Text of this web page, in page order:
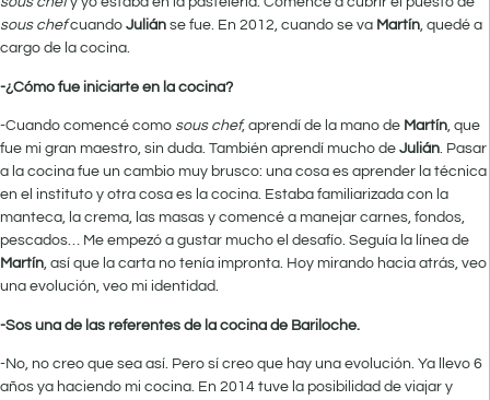
sous chefcuando Julián se fue. En 2012, cuando se va Martín, quedé a
cargo de la cocina.
-¿Cómo fue iniciarte en la cocina?
-Cuando comencé como sous chef, aprendí de la mano de Martín, que
fue mi gran maestro, sin duda. También aprendí mucho de Julián. Pasar
a la cocina fue un cambio muy brusco: una cosa es aprender la técnica
en el instituto y otra cosa es la cocina. Estaba familiarizada con la
manteca, la crema, las masas y comencé a manejar carnes, fondos,
pescados… Me empezó a gustar mucho el desafío. Seguía la línea de
Martín, así que la carta no tenía impronta. Hoy mirando hacia atrás, veo
una evolución, veo mi identidad.
-Sos una de las referentes de la cocina de Bariloche.
-No, no creo que sea así. Pero sí creo que hay una evolución. Ya llevo 6
años ya haciendo mi cocina. En 2014 tuve la posibilidad de viajar y